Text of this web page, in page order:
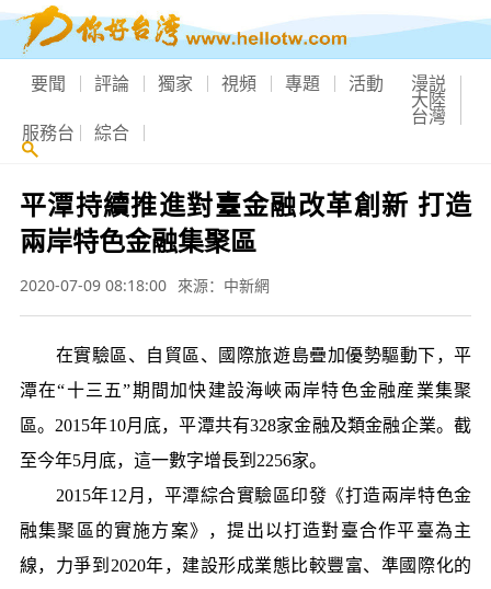
要聞 評論 獨家 視頻 專題 活動 漫説
大陸
台灣
服務台 綜合
平潭持續推進對臺金融改革創新 打造
兩岸特色金融集聚區
2020-07-09 08:18:00 來源：中新網
在實驗區、自貿區、國際旅遊島疊加優勢驅動下，平
潭在“十三五”期間加快建設海峽兩岸特色金融産業集聚
區。2015年10月底，平潭共有328家金融及類金融企業。截
至今年5月底，這一數字增長到2256家。
2015年12月，平潭綜合實驗區印發《打造兩岸特色金
融集聚區的實施方案》，提出以打造對臺合作平臺為主
線，力爭到2020年，建設形成業態比較豐富、準國際化的